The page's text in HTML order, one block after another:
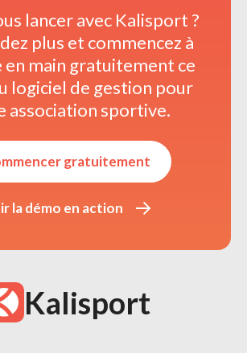
lancer avec Kalisport ?
plus et commencez à
en main gratuitement ce
logiciel de gestion pour
association sportive.
gratuitement
la démo en action
Kalisport